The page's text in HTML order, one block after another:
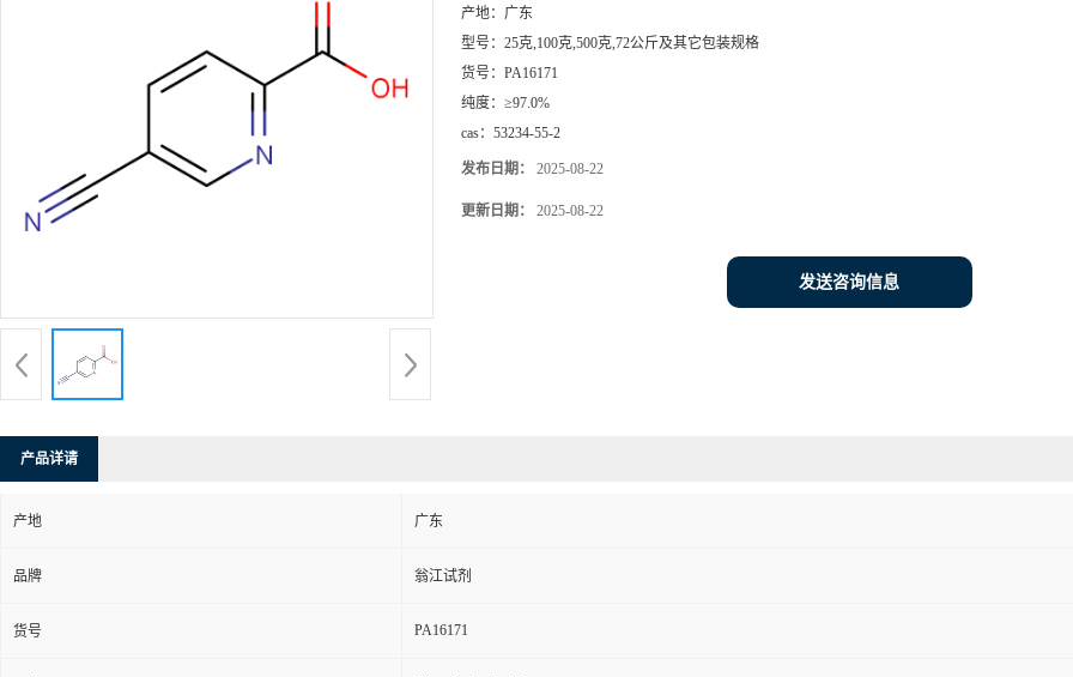
产地： 广东
型号： 25克,100克,500克,72公斤及其它包装规格
货号： PA16171
纯度： ≥97.0%
cas： 53234-55-2
发布日期： 2025-08-22
更新日期： 2025-08-22
发送咨询信息
产品详请
产地 广东
品牌 翁江试剂
货号 PA16171